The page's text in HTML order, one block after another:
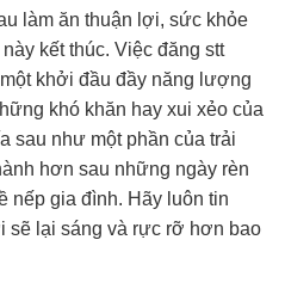
làm ăn thuận lợi, sức khỏe
kết thúc. Việc đăng stt
khởi đầu đầy năng lượng
khó khăn hay xui xẻo của
sau như một phần của trải
hơn sau những ngày rèn
nếp gia đình. Hãy luôn tin
sẽ lại sáng và rực rỡ hơn bao